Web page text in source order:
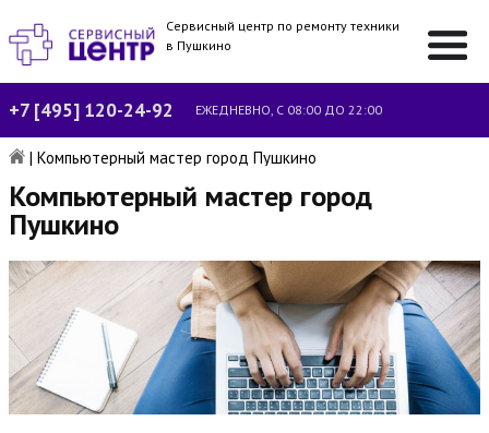
Сервисный центр по ремонту техники
в Пушкино
+7 [495] 120-24-92 ЕЖЕДНЕВНО, С 08:00 ДО 22:00
| Компьютерный мастер город Пушкино
Компьютерный мастер город
Пушкино